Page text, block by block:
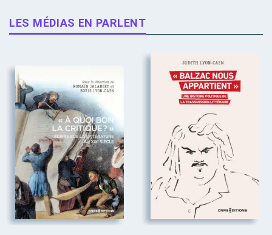
LES MÉDIAS EN PARLENT